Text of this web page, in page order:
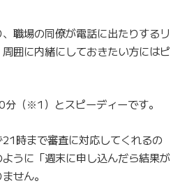
職場の同僚が電話に出たりするリ
囲に内緒にしておきたい方にはピ
（※1）とスピーディーです。
時まで審査に対応してくれるの
うに「週末に申し込んだら結果が
せん。